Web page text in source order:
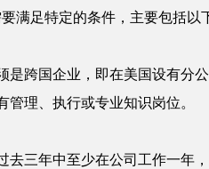
满足特定的条件，主要包括以
是跨国企业，即在美国设有分
管理、执行或专业知识岗位。
去三年中至少在公司工作一年